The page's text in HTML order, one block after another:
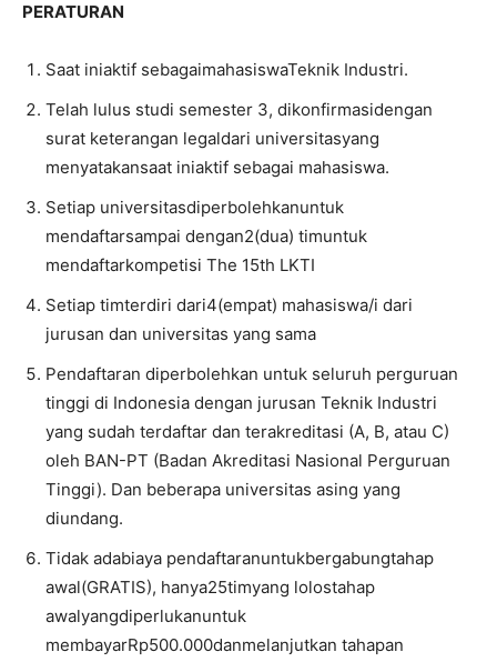
PERATURAN
Saat iniaktif sebagaimahasiswaTeknik Industri.
Telah lulus studi semester 3, dikonfirmasidengan
surat keterangan legaldari universitasyang
menyatakansaat iniaktif sebagai mahasiswa.
Setiap universitasdiperbolehkanuntuk
mendaftarsampai dengan2(dua) timuntuk
mendaftarkompetisi The 15th LKTI
Setiap timterdiri dari4(empat) mahasiswa/i dari
jurusan dan universitas yang sama
Pendaftaran diperbolehkan untuk seluruh perguruan
tinggi di Indonesia dengan jurusan Teknik Industri
yang sudah terdaftar dan terakreditasi (A, B, atau C)
oleh BAN-PT (Badan Akreditasi Nasional Perguruan
Tinggi). Dan beberapa universitas asing yang
diundang.
Tidak adabiaya pendaftaranuntukbergabungtahap
awal(GRATIS), hanya25timyang lolostahap
awalyangdiperlukanuntuk
membayarRp500.000danmelanjutkan tahapan